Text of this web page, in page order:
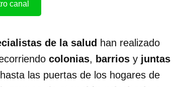
canal
de la salud han realizado
colonias, barrios y juntas
las puertas de los hogares de